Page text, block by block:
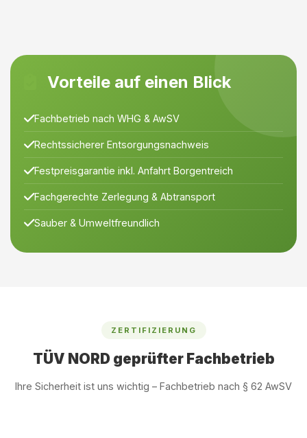
Vorteile auf einen Blick
Fachbetrieb nach WHG & AwSV
Rechtssicherer Entsorgungsnachweis
Festpreisgarantie inkl. Anfahrt Borgentreich
Fachgerechte Zerlegung & Abtransport
Sauber & Umweltfreundlich
ZERTIFIZIERUNG
TÜV NORD geprüfter Fachbetrieb
Ihre Sicherheit ist uns wichtig – Fachbetrieb nach § 62 AwSV